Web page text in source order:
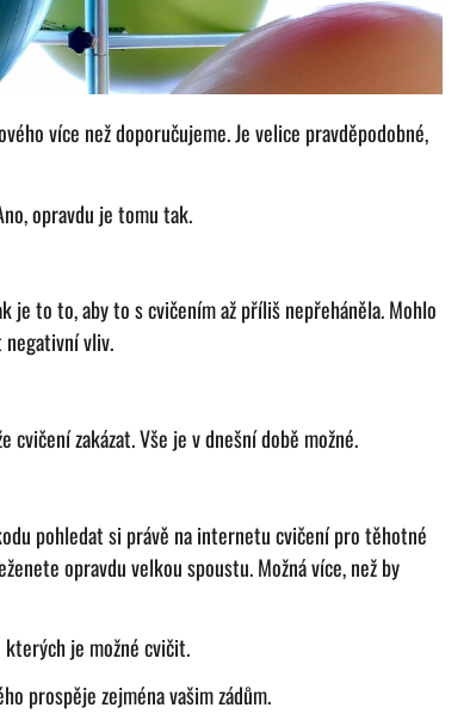
více než doporučujeme. Je velice pravděpodobné,
opravdu je tomu tak.
je to to, aby to s cvičením až příliš nepřeháněla. Mohlo
vliv.
zakázat. Vše je v dnešní době možné.
pohledat si právě na internetu cvičení pro těhotné
opravdu velkou spoustu. Možná více, než by
je možné cvičit.
prospěje zejména vašim zádům.